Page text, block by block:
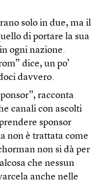
solo in due, ma il
di portare la sua
ogni nazione.
dice, un po’
davvero.
racconta
canali con ascolti
sponsor
non è trattata come
non si dà per
che nessun
anche nelle